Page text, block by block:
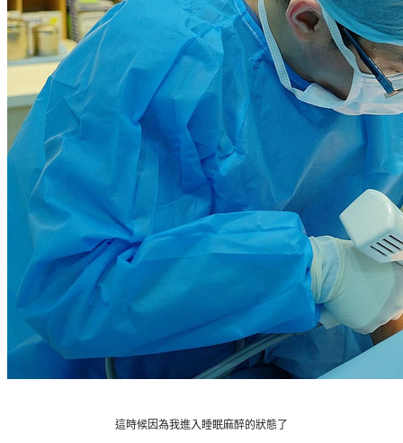
這時候因為我進入睡眠麻醉的狀態了